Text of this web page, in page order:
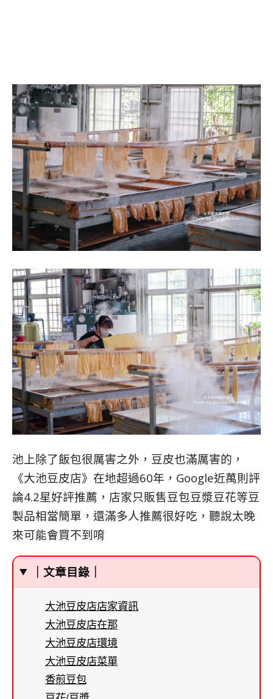
池上除了飯包很厲害之外，豆皮也滿厲害的，
《大池豆皮店》在地超過60年，Google近萬則評
論4.2星好評推薦，店家只販售豆包豆漿豆花等豆
製品相當簡單，還滿多人推薦很好吃，聽說太晚
來可能會買不到唷
｜文章目錄｜
大池豆皮店店家資訊
大池豆皮店在那
大池豆皮店環境
大池豆皮店菜單
香煎豆包